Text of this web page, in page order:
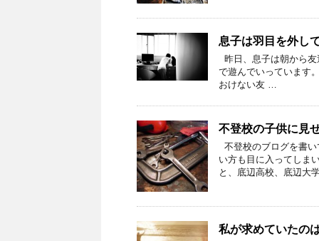
息子は羽目を外し
昨日、息子は朝から
で遊んでいっています
おけない友 …
不登校の子供に見
不登校のブログを書
い方も目に入ってしま
と、底辺高校、底辺大
私が求めていたの